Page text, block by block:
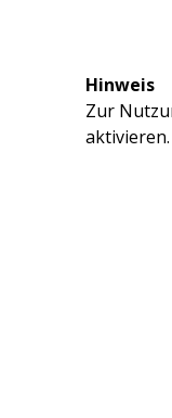
Hinweis
Zur
aktivieren.